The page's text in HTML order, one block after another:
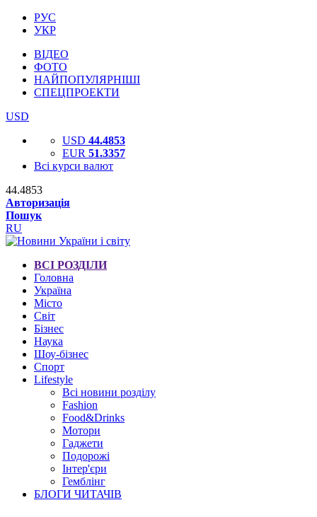
РУС
УКР
ВІДЕО
ФОТО
НАЙПОПУЛЯРНІШІ
СПЕЦПРОЕКТИ
USD
USD 44.4853
EUR 51.3357
Всі курси валют
44.4853
Авторизація
Пошук
RU
ВСІ РОЗДІЛИ
Головна
Україна
Місто
Світ
Бізнес
Наука
Шоу-бізнес
Спорт
Lifestyle
Всі новини розділу
Fashion
Food&Drinks
Мотори
Гаджети
Подорожі
Інтер'єри
Гемблінг
БЛОГИ ЧИТАЧІВ